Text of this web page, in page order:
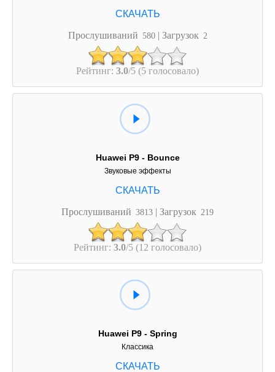
Прослушиваний 580 | Загрузок 2
Рейтинг: 3.0/5 (5 голосовало)
Huawei P9 - Bounce
Звуковые эффекты
Прослушиваний 3813 | Загрузок 219
Рейтинг: 3.0/5 (12 голосовало)
Huawei P9 - Spring
Классика